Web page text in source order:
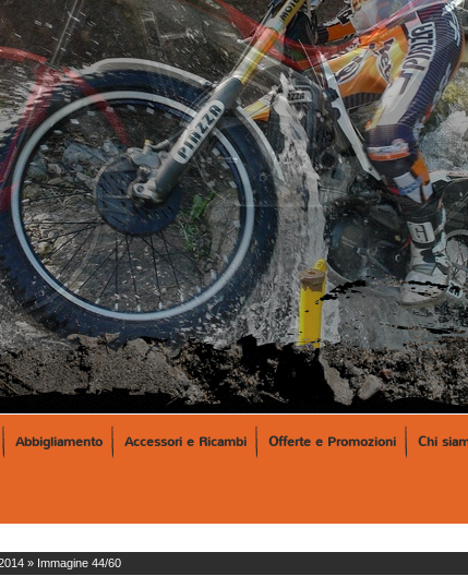
Abbigliamento Accessori e Ricambi Offerte e Promozioni Chi
» Immagine 44/60